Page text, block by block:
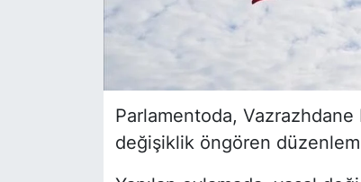
Parlamentoda,
değişiklik öngören